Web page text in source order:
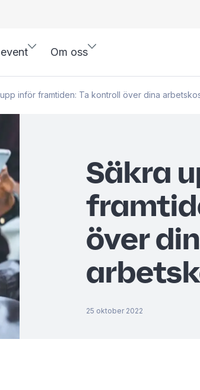
Om oss
inför framtiden: Ta kontroll över dina
Säkra
över
25 oktober 2022